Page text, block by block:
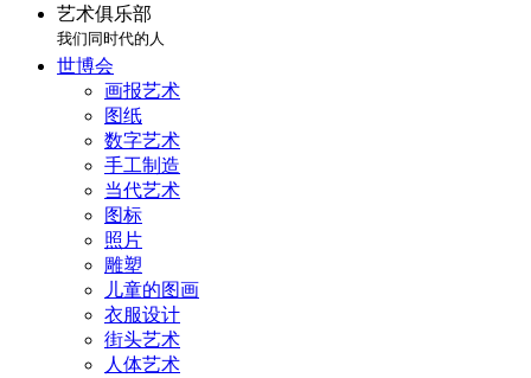
艺术俱乐部
我们同时代的人
世博会
画报艺术
图纸
数字艺术
手工制造
当代艺术
图标
照片
雕塑
儿童的图画
衣服设计
街头艺术
人体艺术